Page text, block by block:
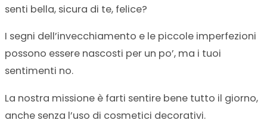
senti bella, sicura di te, felice?
I segni dell’invecchiamento e le piccole imperfezioni
possono essere nascosti per un po’, ma i tuoi
sentimenti no.
La nostra missione è farti sentire bene tutto il giorno,
anche senza l’uso di cosmetici decorativi.